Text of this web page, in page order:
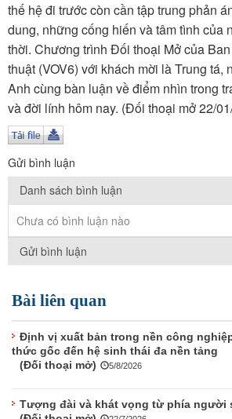
Kết nối VOV6
TÌM KIẾM
Vận hành bởi QI Corp
thế hệ đi trước còn cần tập trung phản
dung, những cống hiến và tâm tình của
thời. Chương trình Đối thoại Mở của
thuật (VOV6) với khách mời là Trung tá,
Anh cùng bàn luận về điểm nhìn trong
và đời lính hôm nay. (Đối thoại mở 22/
Gửi bình luận
Danh sách bình luận
Chưa có bình luận nào
Gửi bình luận
Bài liên quan
Định vị xuất bản trong nền công
thức gốc đến hệ sinh thái đa nền tảng
(Đối thoại mở)
5/8/2026
Tượng đài và khát vọng từ phía người